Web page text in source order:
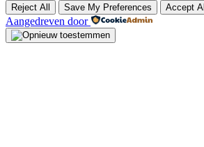
Reject All Save My Preferences Accept All
Aangedreven door